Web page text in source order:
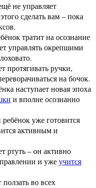
не управляет
сделать вам – пока
тратит на осознание
управлять окрепшими
протягивать ручки,
на бочок.
наступает новая эпоха
и вполне осознанно
уже готовится
активным и
ртуть – он активно
и ужеучится
во всех